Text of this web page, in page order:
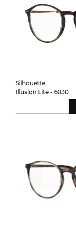
Silhouette
Illusion Lite - 6030